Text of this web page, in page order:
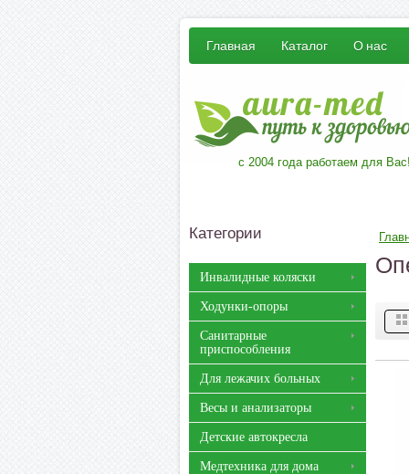
Главная Каталог О нас
с 2004 года работаем для
Категории
Инвалидные коляски
Ходунки-опоры
Санитарные
приспособления
Для лежачих больных
Весы и анализаторы
Детские автокресла
Медтехника для дома